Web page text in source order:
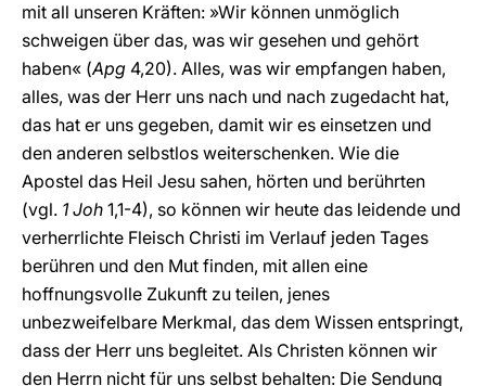
mit all unseren Kräften: »Wir können unmöglich
schweigen über das, was wir gesehen und gehört
haben« (Apg 4,20). Alles, was wir empfangen haben,
alles, was der Herr uns nach und nach zugedacht hat,
das hat er uns gegeben, damit wir es einsetzen und
den anderen selbstlos weiterschenken. Wie die
Apostel das Heil Jesu sahen, hörten und berührten
(vgl. 1 Joh 1,1-4), so können wir heute das leidende und
verherrlichte Fleisch Christi im Verlauf jeden Tages
berühren und den Mut finden, mit allen eine
hoffnungsvolle Zukunft zu teilen, jenes
unbezweifelbare Merkmal, das dem Wissen entspringt,
dass der Herr uns begleitet. Als Christen können wir
den Herrn nicht für uns selbst behalten: Die Sendung